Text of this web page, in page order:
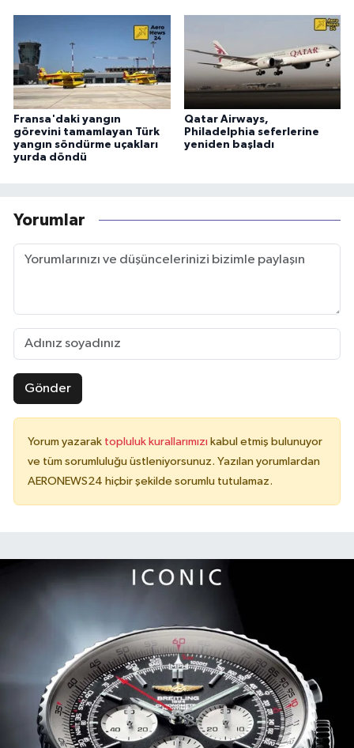
Fransa'daki yangın
görevini tamamlayan Türk
yangın söndürme uçakları
yurda döndü
Qatar Airways,
Philadelphia seferlerine
yeniden başladı
Yorumlar
Gönder
Yorum yazarak topluluk kurallarımızı kabul etmiş bulunuyor
ve tüm sorumluluğu üstleniyorsunuz. Yazılan yorumlardan
AERONEWS24 hiçbir şekilde sorumlu tutulamaz.